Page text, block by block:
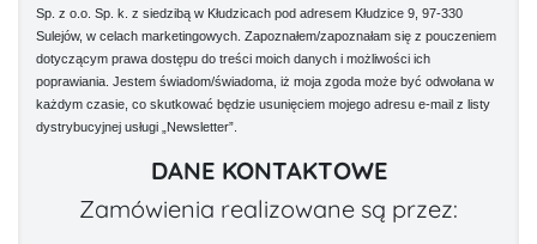
Sp. z o.o. Sp. k. z siedzibą w Kłudzicach pod adresem Kłudzice 9, 97-330
Sulejów, w celach marketingowych. Zapoznałem/zapoznałam się z pouczeniem
dotyczącym prawa dostępu do treści moich danych i możliwości ich
poprawiania. Jestem świadom/świadoma, iż moja zgoda może być odwołana w
każdym czasie, co skutkować będzie usunięciem mojego adresu e-mail z listy
dystrybucyjnej usługi „Newsletter”.
DANE KONTAKTOWE
Zamówienia realizowane są przez: